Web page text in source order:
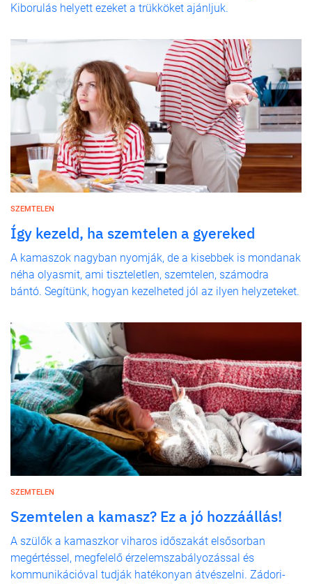
Kiborulás helyett ezeket a trükköket ajánljuk.
SZEMTELEN
Így kezeld, ha szemtelen a gyereked
A kamaszok nagyban nyomják, de a kisebbek is mondanak
néha olyasmit, ami tiszteletlen, szemtelen, számodra
bántó. Segítünk, hogyan kezelheted jól az ilyen helyzeteket.
SZEMTELEN
Szemtelen a kamasz? Ez a jó hozzáállás!
A szülők a kamaszkor viharos időszakát elsősorban
megértéssel, megfelelő érzelemszabályozással és
kommunikációval tudják hatékonyan átvészelni. Zádori-